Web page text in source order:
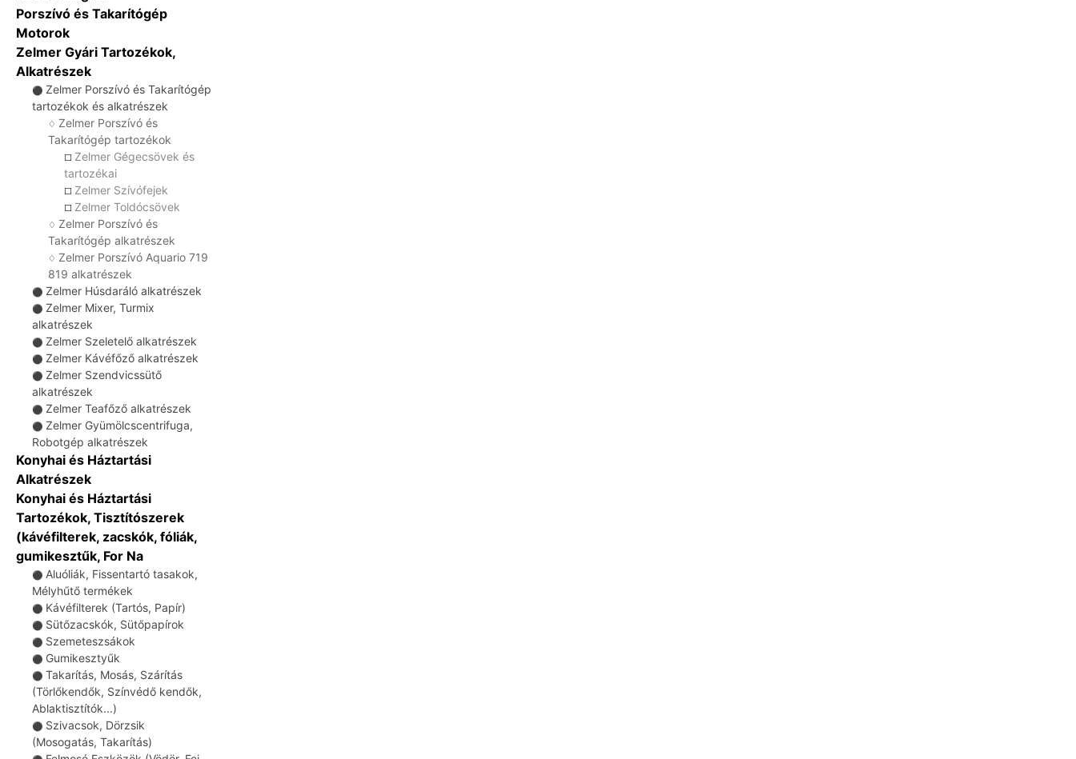
Porszívó és Takarítógép
Motorok
Zelmer Gyári Tartozékok,
Alkatrészek
⚫ Zelmer Porszívó és Takarítógép
tartozékok és alkatrészek
♢ Zelmer Porszívó és
Takarítógép tartozékok
☐ Zelmer Gégecsövek és
tartozékai
☐ Zelmer Szívófejek
☐ Zelmer Toldócsövek
♢ Zelmer Porszívó és
Takarítógép alkatrészek
♢ Zelmer Porszívó Aquario 719
819 alkatrészek
⚫ Zelmer Húsdaráló alkatrészek
⚫ Zelmer Mixer, Turmix
alkatrészek
⚫ Zelmer Szeletelő alkatrészek
⚫ Zelmer Kávéfőző alkatrészek
⚫ Zelmer Szendvicssütő
alkatrészek
⚫ Zelmer Teafőző alkatrészek
⚫ Zelmer Gyümölcscentrifuga,
Robotgép alkatrészek
Konyhai és Háztartási
Alkatrészek
Konyhai és Háztartási
Tartozékok, Tisztítószerek
(kávéfilterek, zacskók, fóliák,
gumikesztűk, For Na
⚫ Aluóliák, Fissentartó tasakok,
Mélyhűtő termékek
⚫ Kávéfilterek (Tartós, Papír)
⚫ Sütőzacskók, Sütőpapírok
⚫ Szemeteszsákok
⚫ Gumikesztyűk
⚫ Takarítás, Mosás, Szárítás
(Törlőkendők, Színvédő kendők,
Ablaktisztítók...)
⚫ Szivacsok, Dörzsik
(Mosogatás, Takarítás)